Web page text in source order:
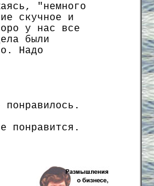
"немного
скучное и
у нас все
были
Надо
понравится.